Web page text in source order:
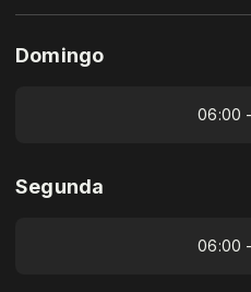
Domingo
06:00 -
Segunda
06:00 -